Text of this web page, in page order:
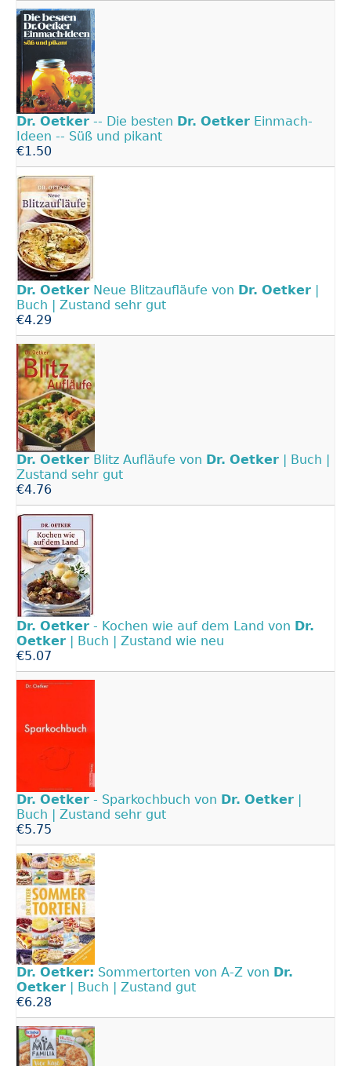
Dr. Oetker -- Die besten Dr. Oetker Einmach-
Ideen -- Süß und pikant
€1.50
Dr. Oetker Neue Blitzaufläufe von Dr. Oetker
Buch | Zustand sehr gut
€4.29
Dr. Oetker Blitz Aufläufe von Dr. Oetker | Buch |
Zustand sehr gut
€4.76
Dr. Oetker - Kochen wie auf dem Land von Dr.
Oetker | Buch | Zustand wie neu
€5.07
Dr. Oetker - Sparkochbuch von Dr. Oetker |
Buch | Zustand sehr gut
€5.75
Dr. Oetker: Sommertorten von A-Z von Dr.
Oetker | Buch | Zustand gut
€6.28